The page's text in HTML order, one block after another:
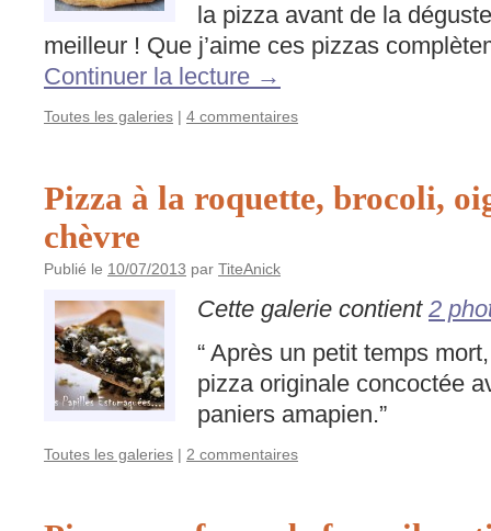
la pizza avant de la
meilleur ! Que j’aime ces pizzas
Continuer la lecture →
Toutes les galeries | 4 commentaires
Pizza à la roquette, brocoli,
chèvre
Publié le 10/07/2013 par TiteAnick
Cette galerie contient 2
“ Après un petit temps
pizza originale concoctée
paniers amapien.”
Toutes les galeries | 2 commentaires